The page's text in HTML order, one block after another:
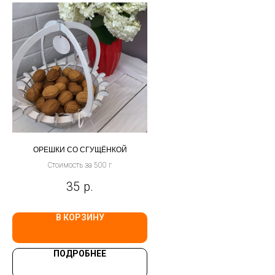
ОРЕШКИ СО СГУЩЁНКОЙ
Стоимость за 500 г
35 р.
В КОРЗИНУ
ПОДРОБНЕЕ